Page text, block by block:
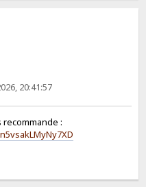
20:41:57
: